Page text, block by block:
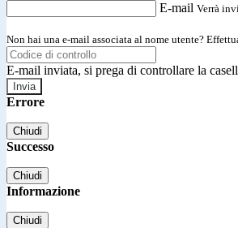
E-mail Verrà
Non hai una e-mail associata al nome utente?
E-mail inviata, si prega di controllare la
Errore
Chiudi
Successo
Chiudi
Informazione
Chiudi